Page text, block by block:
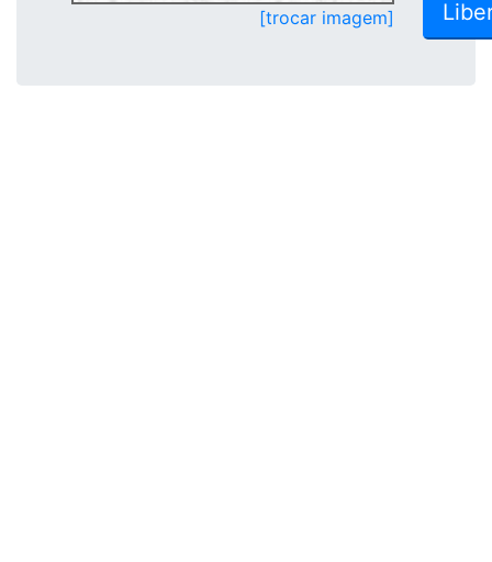
[trocar imagem]